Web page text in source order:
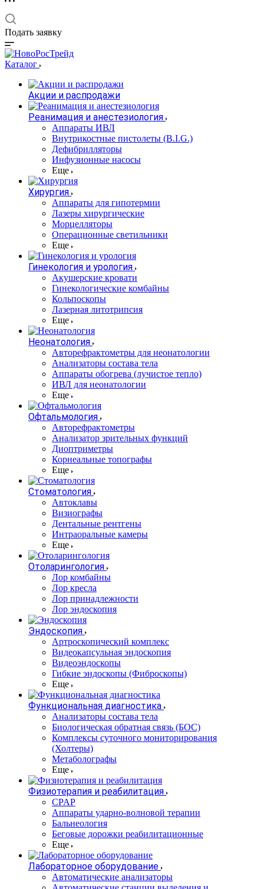
Подать заявку
Каталог
Акции и распродажи
Реанимация и анестезиология
Аппараты ИВЛ
Внутрикостные пистолеты (B.I.G.)
Дефибрилляторы
Инфузионные насосы
Еще
Хирургия
Аппараты для гипотермии
Лазеры хирургические
Морцелляторы
Операционные светильники
Еще
Гинекология и урология
Акушерские кровати
Гинекологические комбайны
Кольпоскопы
Лазерная литотрипсия
Еще
Неонатология
Авторефрактометры для неонатологии
Анализаторы состава тела
Аппараты обогрева (лучистое тепло)
ИВЛ для неонатологии
Еще
Офтальмология
Авторефрактометры
Анализатор зрительных функций
Диоптриметры
Корнеальные топографы
Еще
Стоматология
Автоклавы
Визиографы
Дентальные рентгены
Интраоральные камеры
Еще
Отоларингология
Лор комбайны
Лор кресла
Лор принадлежности
Лор эндоскопия
Эндоскопия
Артроскопический комплекс
Видеокапсульная эндоскопия
Видеоэндоскопы
Гибкие эндоскопы (Фиброcкопы)
Еще
Функциональная диагностика
Анализаторы состава тела
Биологическая обратная связь (БОС)
Комплексы суточного мониторирования
(Холтеры)
Метаболографы
Еще
Физиотерапия и реабилитация
CPAP
Аппараты ударно-волновой терапии
Бальнеология
Беговые дорожки реабилитационные
Еще
Лабораторное оборудование
Автоматические анализаторы